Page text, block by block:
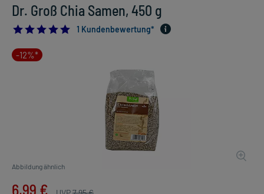
Dr. Groß Chia Samen, 450 g
5.01 Kundenbewertung*
-12%*
Abbildung ähnlich
6,99 €